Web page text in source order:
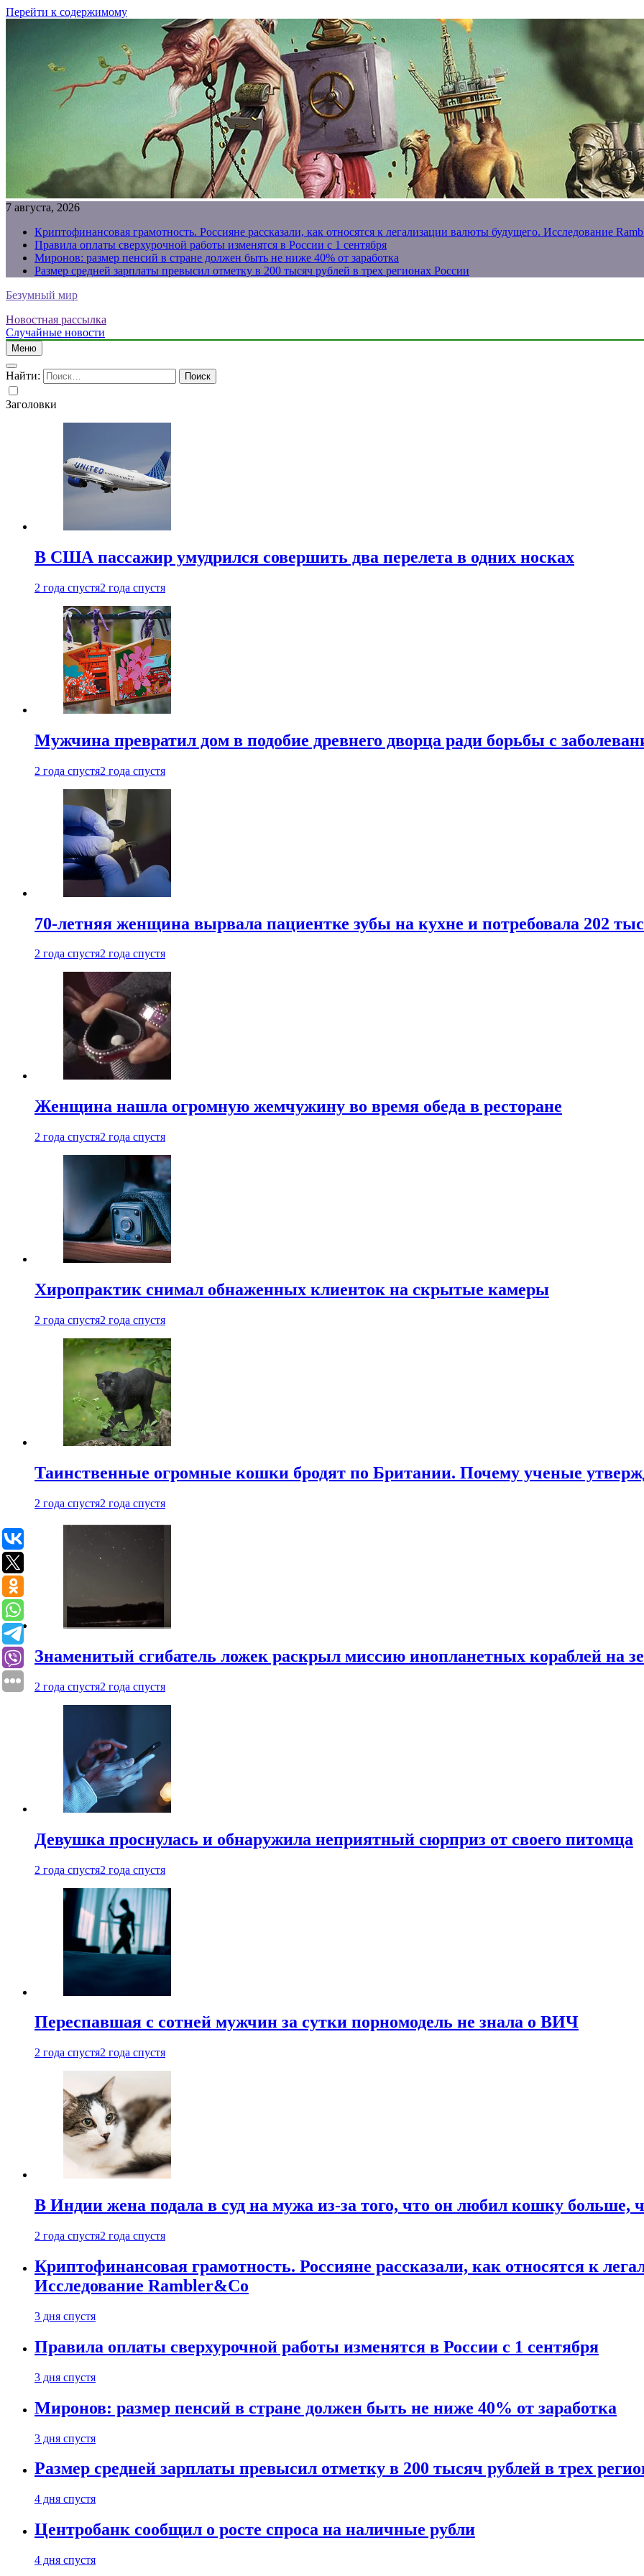
Перейти к содержимому
7 августа, 2026
Криптофинансовая грамотность. Россияне рассказали, как относятся к легализации валюты будущего. Исследование
Правила оплаты сверхурочной работы изменятся в России с 1 сентября
Миронов: размер пенсий в стране должен быть не ниже 40% от заработка
Размер средней зарплаты превысил отметку в 200 тысяч рублей в трех регионах России
Безумный мир
Новостная рассылка
Случайные новости
Меню
Найти:
Заголовки
В США пассажир умудрился совершить два перелета в одних носках
2 года спустя2 года спустя
Мужчина превратил дом в подобие древнего дворца ради борьбы с
2 года спустя2 года спустя
70-летняя женщина вырвала пациентке зубы на кухне и потребовала 202
2 года спустя2 года спустя
Женщина нашла огромную жемчужину во время обеда в ресторане
2 года спустя2 года спустя
Хиропрактик снимал обнаженных клиенток на скрытые камеры
2 года спустя2 года спустя
Таинственные огромные кошки бродят по Британии. Почему ученые
2 года спустя2 года спустя
Знаменитый сгибатель ложек раскрыл миссию инопланетных кораблей на
2 года спустя2 года спустя
Девушка проснулась и обнаружила неприятный сюрприз от своего питомца
2 года спустя2 года спустя
Переспавшая с сотней мужчин за сутки порномодель не знала о ВИЧ
2 года спустя2 года спустя
В Индии жена подала в суд на мужа из-за того, что он любил кошку больше,
2 года спустя2 года спустя
Криптофинансовая грамотность. Россияне рассказали, как относятся к
Исследование Rambler&Co
3 дня спустя
Правила оплаты сверхурочной работы изменятся в России с 1 сентября
3 дня спустя
Миронов: размер пенсий в стране должен быть не ниже 40% от заработка
3 дня спустя
Размер средней зарплаты превысил отметку в 200 тысяч рублей в трех
4 дня спустя
Центробанк сообщил о росте спроса на наличные рубли
4 дня спустя